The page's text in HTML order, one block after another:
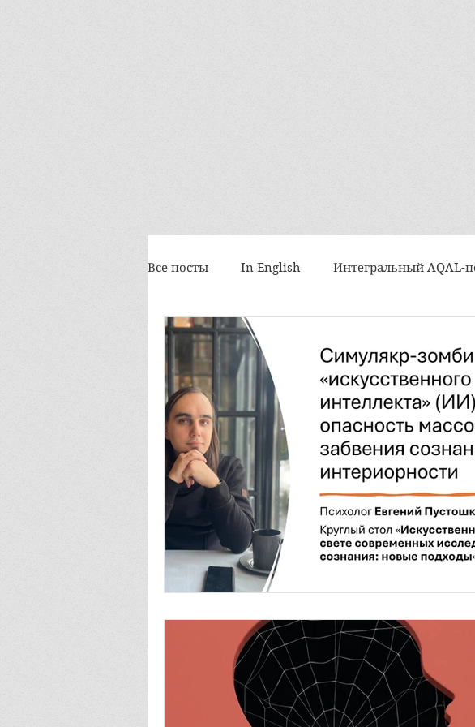
Все посты In English Интегральный AQAL-
Космоскетчи
Алмазный подход Субличности
Типы и типологии
Организационное развитие